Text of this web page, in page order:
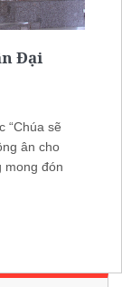
Đại
“Chúa sẽ
ân cho
mong đón